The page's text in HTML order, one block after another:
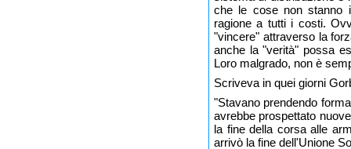
che le cose non stanno
ragione a tutti i costi.
"vincere" attraverso la
anche la "verità" possa
Loro malgrado, non è
Scriveva in quei giorni
"Stavano prendendo
avrebbe prospettato
la fine della corsa alle
arrivò la fine dell'Unione